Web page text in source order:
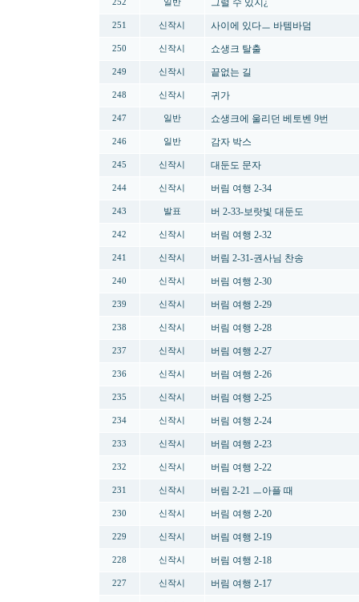
252 일반 그럴 수 있지¿
251 신작시 사이에 있다ㅡ 바템바덤
250 신작시 쇼생크 탈출
249 신작시 끝없는 길
248 신작시 귀가
247 일반 쇼생크에 울리던 베토벤 9번
246 일반 감자 박스
245 신작시 대둔도 문자
244 신작시 버림 여행 2-34
243 발표 버 2-33-보랏빛 대둔도
242 신작시 버림 여행 2-32
241 신작시 버림 2-31-권사님 찬송
240 신작시 버림 여행 2-30
239 신작시 버림 여행 2-29
238 신작시 버림 여행 2-28
237 신작시 버림 여행 2-27
236 신작시 버림 여행 2-26
235 신작시 버림 여행 2-25
234 신작시 버림 여행 2-24
233 신작시 버림 여행 2-23
232 신작시 버림 여행 2-22
231 신작시 버림 2-21 ㅡ아플 때
230 신작시 버림 여행 2-20
229 신작시 버림 여행 2-19
228 신작시 버림 여행 2-18
227 신작시 버림 여행 2-17